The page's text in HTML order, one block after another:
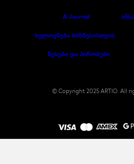
A Journal
ხელოვნება ბიზნესისთვის
წესები და პირობები
© Copyright 2025 ARTIO. All